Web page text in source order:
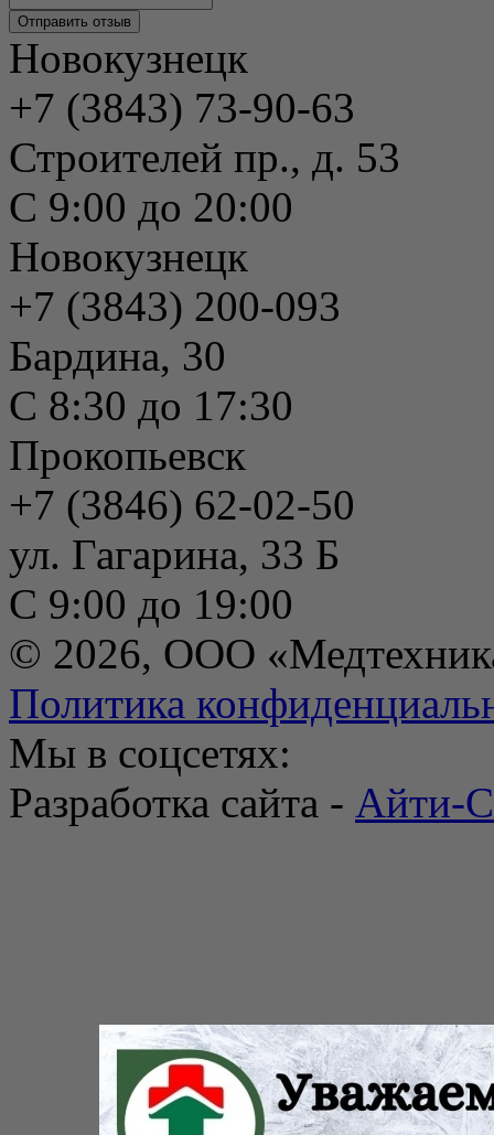
Новокузнецк
+7 (3843) 73-90-63
Строителей пр., д. 53
С 9:00 до 20:00
Новокузнецк
+7 (3843) 200-093
Бардина, 30
С 8:30 до 17:30
Прокопьевск
+7 (3846) 62-02-50
ул. Гагарина, 33 Б
С 9:00 до 19:00
© 2026, ООО
Политика
Мы в соцсетях:
Разработка сайта - Айти-